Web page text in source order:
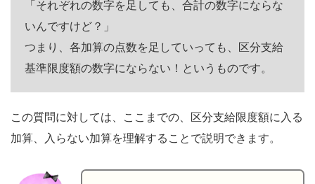
「それぞれの数字を足しても、合計の数字にならな
いんですけど？」
つまり、各加算の点数を足していっても、区分支給
基準限度額の数字にならない！というものです。
この質問に対しては、ここまでの、区分支給限度額に入る
加算、入らない加算を理解することで説明できます。